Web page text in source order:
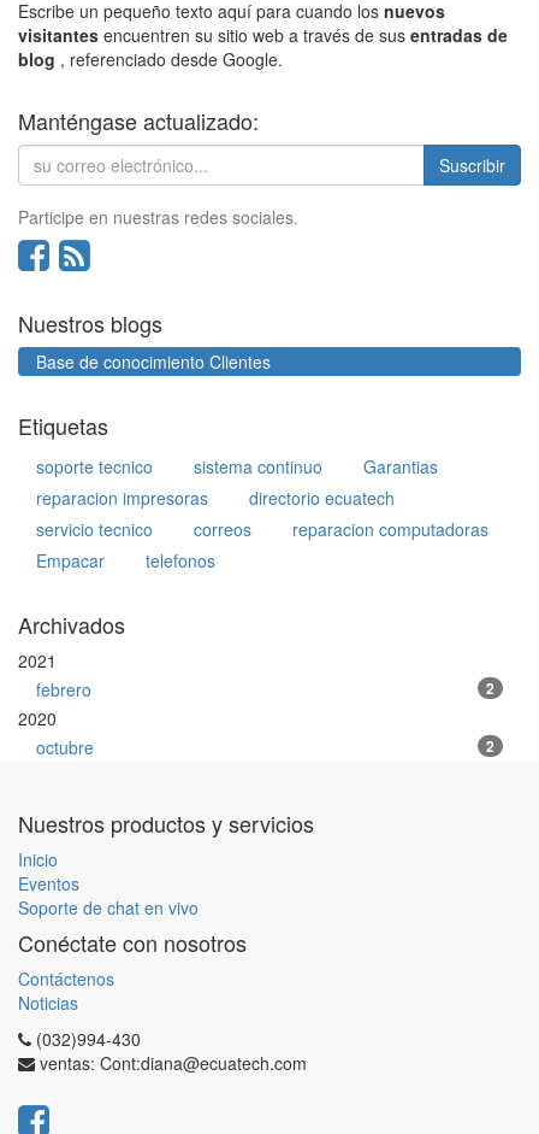
Escribe un pequeño texto aquí para cuando los nuevos
visitantes encuentren su sitio web a través de sus entradas de
blog , referenciado desde Google.
Manténgase actualizado:
Suscribir
Participe en nuestras redes sociales.
Nuestros blogs
Base de conocimiento Clientes
Etiquetas
soporte tecnico sistema continuo
Garantias
reparacion impresoras
directorio ecuatech
servicio tecnico
correos
reparacion computadoras
Empacar
telefonos
Archivados
2021
febrero
2
2020
octubre
2
Nuestros productos y servicios
Inicio
Eventos
Soporte de chat en vivo
Conéctate con nosotros
Contáctenos
Noticias
(032)994-430
ventas: Cont:diana@ecuatech.com